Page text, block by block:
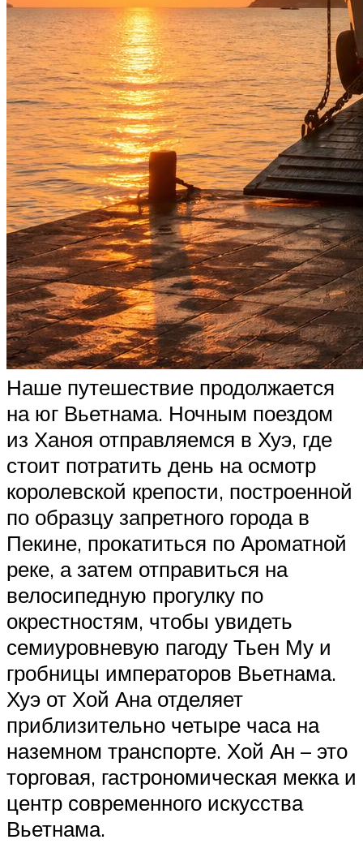
Наше путешествие продолжается
на юг Вьетнама. Ночным поездом
из Ханоя отправляемся в Хуэ, где
стоит потратить день на осмотр
королевской крепости, построенной
по образцу запретного города в
Пекине, прокатиться по Ароматной
реке, а затем отправиться на
велосипедную прогулку по
окрестностям, чтобы увидеть
семиуровневую пагоду Тьен Му и
гробницы императоров Вьетнама.
Хуэ от Хой Ана отделяет
приблизительно четыре часа на
наземном транспорте. Хой Ан – это
торговая, гастрономическая мекка и
центр современного искусства
Вьетнама.